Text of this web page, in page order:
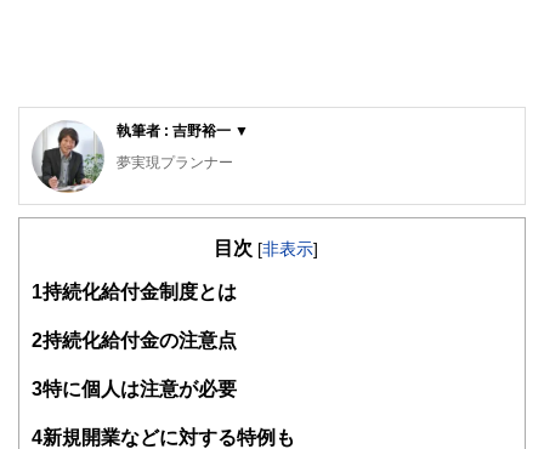
執筆者 : 吉野裕一 ▼
夢実現プランナー
2級ファイナンシャルプランニング技能士／2級DCプランナ
る方が安心して過ごせるプランニングを行うための総括的な
各種セミナーやコラムなど多数の実績があり、定評を受けて
https://moneysmith.biz
目次 [非表示]
1持続化給付金制度とは
2持続化給付金の注意点
3特に個人は注意が必要
4新規開業などに対する特例も